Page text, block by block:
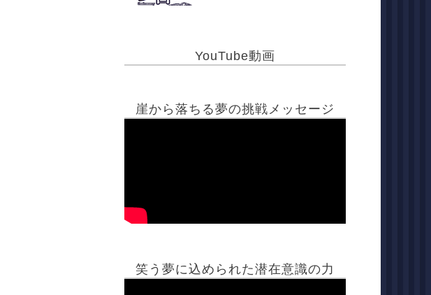
YouTube動画
崖から落ちる夢の挑戦メッセージ
笑う夢に込められた潜在意識の力